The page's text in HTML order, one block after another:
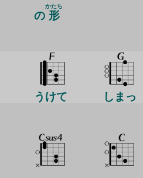
の 形
かたち
うけて しまっ